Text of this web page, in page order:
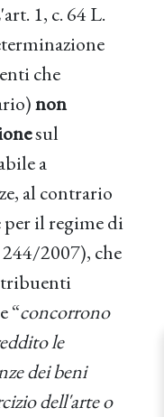
1, c. 64 L.
che
non
sul
a
al contrario
per il regime di
2007), che
“concorrono
le
dei beni
dell'arte o